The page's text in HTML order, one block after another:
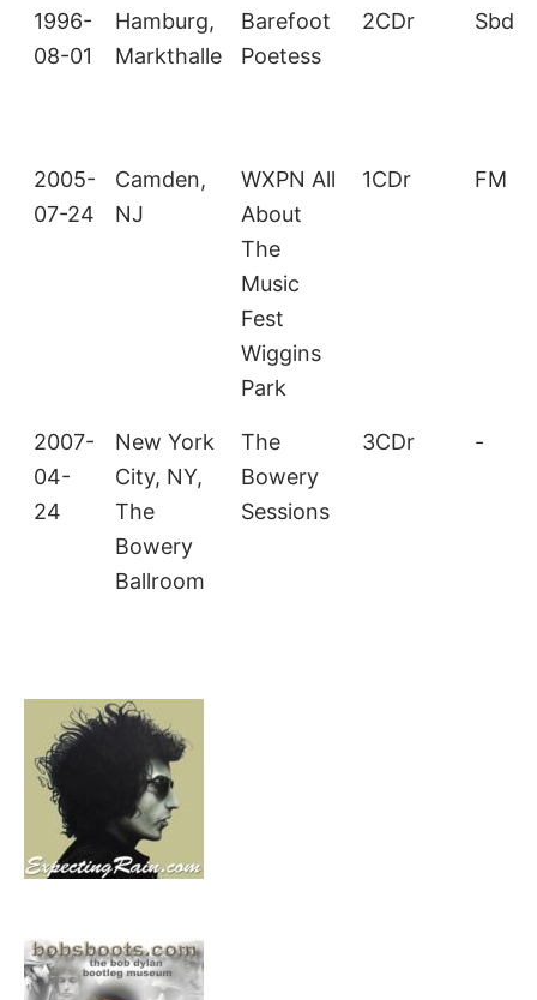
1996-
08-01
Hamburg,
Markthalle
Barefoot
Poetess
2CDr Sbd
2005-
07-24
Camden,
NJ
WXPN All
About
The
Music
Fest
Wiggins
Park
1CDr FM
2007-
04-
24
New York
City, NY,
The
Bowery
Ballroom
The
Bowery
Sessions
3CDr -